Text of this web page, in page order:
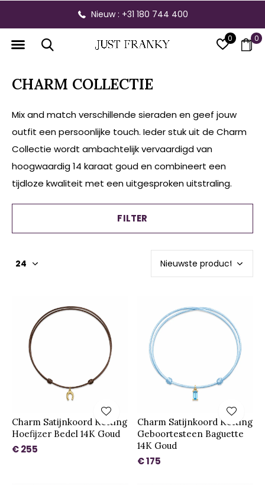
0 0
Gratis verzending vanaf € 300,- binnen NL
CHARM COLLECTIE
Mix and match verschillende sieraden en geef jouw
outfit een persoonlijke touch. Ieder stuk uit de Charm
Collectie wordt ambachtelijk vervaardigd van
hoogwaardig 14 karaat goud en combineert een
tijdloze kwaliteit met een uitgesproken uitstraling.
FILTER
Charm Satijnkoord Ketting
Hoefijzer Bedel 14K Goud
€ 255
Charm Satijnkoord Ketting
Geboortesteen Baguette
14K Goud
€ 175